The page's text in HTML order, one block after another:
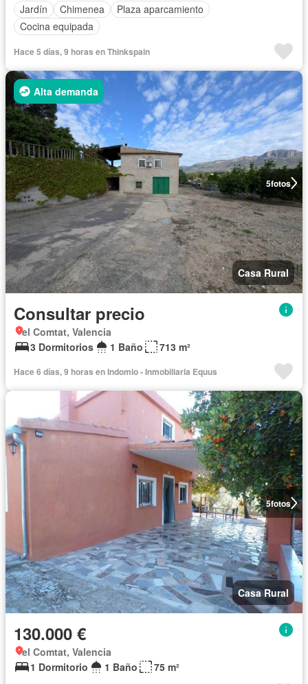
Jardín
Chimenea
Plaza aparcamiento
Cocina equipada
Hace 5 días, 9 horas en Thinkspain
5fotos
Alta demanda
Casa Rural
Consultar precio
el Comtat, Valencia
3 Dormitorios
1 Baño 713 m²
Hace 6 días, 9 horas en Indomio - Inmobiliaria Equus
5fotos
Casa Rural
130.000 €
el Comtat, Valencia
1 Dormitorio
1 Baño 75 m²